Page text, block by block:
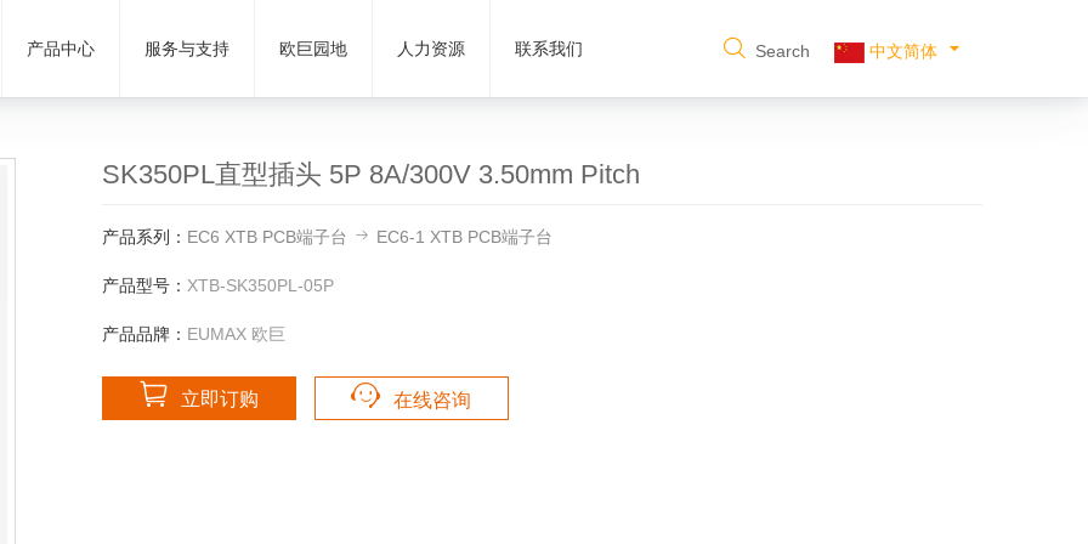
产品中心 服务与支持 欧巨园地 人力资源 联系我们 Search 中文简体
SK350PL直型插头 5P 8A/300V 3.50mm Pitch
产品系列： EC6 XTB PCB端子台 EC6-1 XTB PCB端子台
产品型号： XTB-SK350PL-05P
产品品牌： EUMAX 欧巨
立即订购 在线咨询